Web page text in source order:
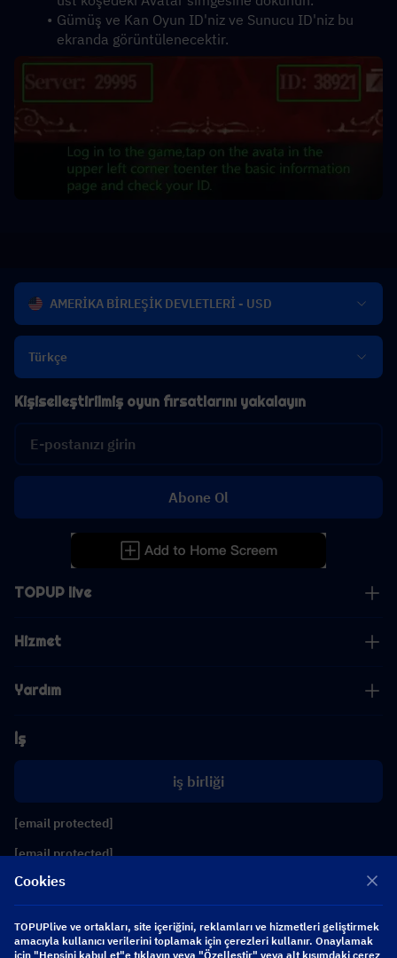
Gümüş ve Kan Oyun ID'niz ve Sunucu ID'niz bu
ekranda görüntülenecektir.
AMERİKA BİRLEŞİK DEVLETLERİ - USD
Türkçe
TOPUP live
Hizmet
Yardım
İş
iş birliği
[email protected]
[email protected]
Kişiselleştirilmiş oyun fırsatlarını yakalayın
Abone Ol
Bizi takip edin
Cookies
TOPUPlive ve ortakları, site içeriğini, reklamları ve hizmetleri geliştirmek
amacıyla kullanıcı verilerini toplamak için çerezleri kullanır. Onaylamak
için "Hepsini kabul et"e tıklayın veya "Özelleştir" veya alt kısımdaki çerez